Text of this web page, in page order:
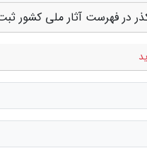
در فهرست آثار ملی کشور